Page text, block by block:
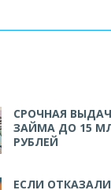
СРОЧНАЯ
ЗАЙМА ДО 15
РУБЛЕЙ
ЕСЛИ